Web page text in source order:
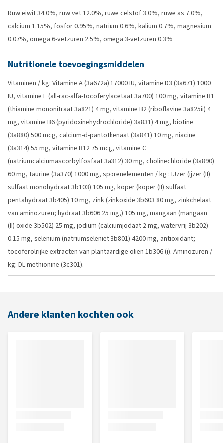
Ruw eiwit 34.0%, ruw vet 12.0%, ruwe celstof 3.0%, ruwe as 7.0%,
calcium 1.15%, fosfor 0.95%, natrium 0.6%, kalium 0.7%, magnesium
0.07%, omega 6-vetzuren 2.5%, omega 3-vetzuren 0.3%
Nutritionele toevoegingsmiddelen
Vitaminen / kg: Vitamine A (3a672a) 17000 IU, vitamine D3 (3a671) 1000
IU, vitamine E (all-rac-alfa-tocoferylacetaat 3a700) 100 mg, vitamine B1
(thiamine mononitraat 3a821) 4 mg, vitamine B2 (riboflavine 3a825ii) 4
mg, vitamine B6 (pyridoxinehydrochloride) 3a831) 4 mg, biotine
(3a880) 500 mcg, calcium-d-pantothenaat (3a841) 10 mg, niacine
(3a314) 55 mg, vitamine B12 75 mcg, vitamine C
(natriumcalciumascorbylfosfaat 3a312) 30 mg, cholinechloride (3a890)
60 mg, taurine (3a370) 1000 mg, sporenelementen / kg : IJzer (ijzer (II)
sulfaat monohydraat 3b103) 105 mg, koper (koper (II) sulfaat
pentahydraat 3b405) 10 mg, zink (zinkoxide 3b603 80 mg, zinkchelaat
van aminozuren; hydraat 3b606 25 mg,) 105 mg, mangaan (mangaan
(II) oxide 3b502) 25 mg, jodium (calciumjodaat 2 mg, watervrij 3b202)
0.15 mg, selenium (natriumseleniet 3b801) 4200 mg, antioxidant;
tocoferolrijke extracten van plantaardige oliën 1b306 (i). Aminozuren /
kg: DL-methionine (3c301).
Andere klanten kochten ook